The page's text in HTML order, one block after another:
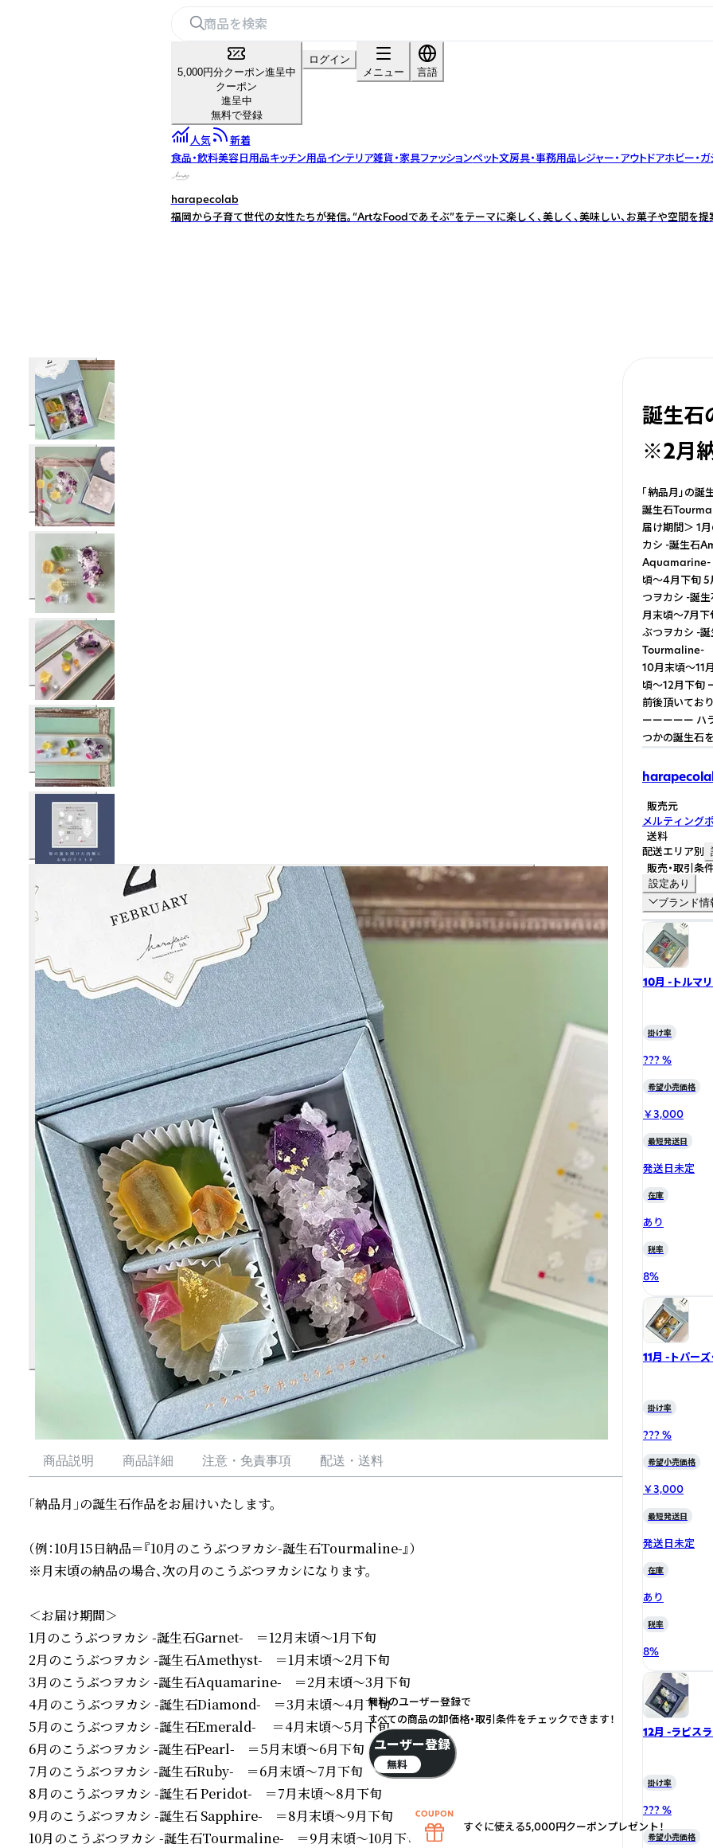
5,000円分クーポン進呈中
クーポン
進呈中
無料で登録
ログイン
メニュー
言語
人気
新着
食品・飲料美容日用品キッチン用品インテリア雑貨・家具ファッションペット文房具・事務用品レジャー・アウトドアホビー・ガ
harapecolab
福岡から子育て世代の女性たちが発信。“ArtなFoodであそぶ”をテーマに楽しく、美しく、美味しい、お菓子や空間を
商品説明 商品詳細 注意・免責事項 配送・送料
「納品月」の誕生石作品をお届けいたします。
（例：10月15日納品＝『10月のこうぶつヲカシ-誕生石Tourmaline-』）
※月末頃の納品の場合、次の月のこうぶつヲカシになります。
＜お届け期間＞
1月のこうぶつヲカシ -誕生石Garnet-　＝12月末頃～1月下旬
2月のこうぶつヲカシ -誕生石Amethyst-　＝1月末頃～2月下旬
3月のこうぶつヲカシ -誕生石Aquamarine-　＝2月末頃～3月下旬
4月のこうぶつヲカシ -誕生石Diamond-　＝3月末頃～4月下旬
5月のこうぶつヲカシ -誕生石Emerald- 　＝4月末頃～5月下旬
6月のこうぶつヲカシ -誕生石Pearl-　＝5月末頃～6月下旬
7月のこうぶつヲカシ -誕生石Ruby-　＝6月末頃～7月下旬
8月のこうぶつヲカシ -誕生石 Peridot-　＝7月末頃～8月下旬
9月のこうぶつヲカシ -誕生石 Sapphire-　＝8月末頃～9月下旬
10月のこうぶつヲカシ -誕生石Tourmaline-　＝9月末頃～10月下旬
誕生石
※2月
「納品月」の
誕生石
届け期間＞ 1
カシ -誕生石
Aquamarine-
頃～4月下旬
つヲカシ -誕
月末頃～7月
ぶつヲカシ -
Tourmaline-
10月末頃～11
頃～12月下旬
前後頂いてお
ーーーーー ハ
つかの誕生石
販売元
メルティング
送料
配送エリア別
販売・取引条
設定あり
ブランド
10月 -トルマ
掛け率
??? %
希望小売価格
￥3,000
最短発送日
発送日未定
在庫
あり
税率
8%
11月 -トパー
掛け率
??? %
希望小売価格
￥3,000
最短発送日
発送日未定
在庫
あり
税率
8%
12月 -ラピス
掛け率
??? %
希望小売価格
無料のユーザー登録で
すべての商品の卸価格・取引条件をチェックできます！
ユーザー登録
無料
すぐに使える5,000円クーポンプレゼント！